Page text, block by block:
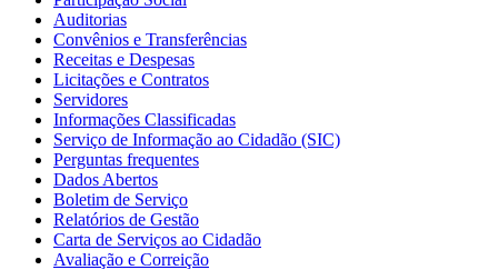
Auditorias
Convênios e Transferências
Receitas e Despesas
Licitações e Contratos
Servidores
Informações Classificadas
Serviço de Informação ao Cidadão (SIC)
Perguntas frequentes
Dados Abertos
Boletim de Serviço
Relatórios de Gestão
Carta de Serviços ao Cidadão
Avaliação e Correição